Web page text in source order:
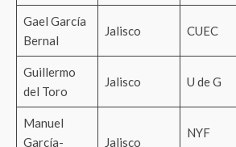
Gael García
Bernal
Jalisco CUEC
Guillermo
del Toro
Jalisco U de G
Manuel
García-
Jalisco
NYF